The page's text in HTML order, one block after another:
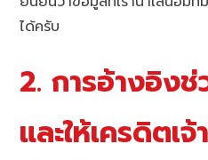
ได้ครับ
2. การอ้างอิงช่
และให้เครดิตเ